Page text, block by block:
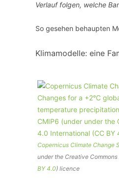
Verlauf folgen, welche
So gesehen behaupten
Klimamodelle: eine
Copernicus Climate Change
under the Creative
BY 4.0) licence